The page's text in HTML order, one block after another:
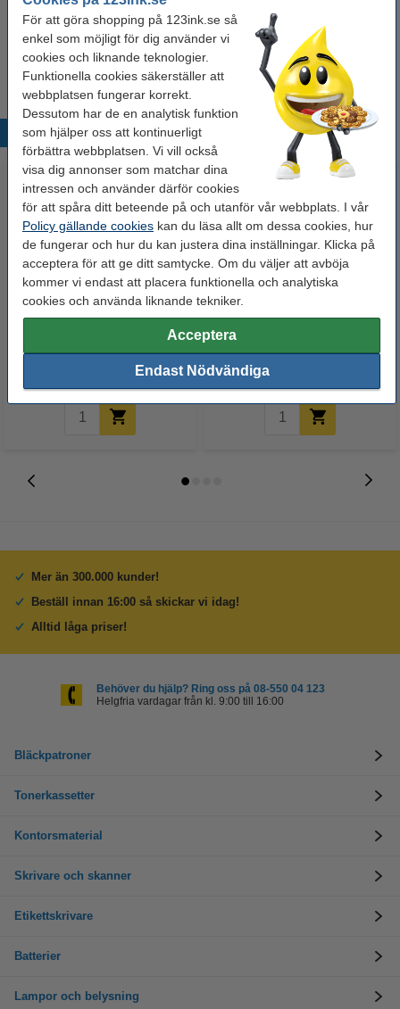
För att göra shopping på 123ink.se så
enkel som möjligt för dig använder vi
cookies och liknande teknologier.
Funktionella cookies säkerställer att
webbplatsen fungerar korrekt.
Dessutom har de en analytisk funktion
som hjälper oss att kontinuerligt
förbättra webbplatsen. Vi vill också
visa dig annonser som matchar dina
intressen och använder därför cookies
för att spåra ditt beteende på och utanför vår webbplats. I vår
Policy gällande cookies kan du läsa allt om dessa cookies, hur
de fungerar och hur du kan justera dina inställningar. Klicka på
acceptera för att ge ditt samtycke. Om du väljer att avböja
kommer vi endast att placera funktionella och analytiska
cookies och använda liknande tekniker.
Acceptera
Endast Nödvändiga
Extra info: säkerhetsdatablad
Extra information
Säkerhetsdatablad
Populära produkter
Avkalkningsmedel 250ml |
Philips Saeco CA6700 2st
Inkl. 25% Moms
Vattenfilter | Philips Saeco
Aquaclean | 2st
390 kr
Mer än 300.000 kunder!
Beställ innan 16:00 så skickar vi idag!
Alltid låga priser!
Behöver du hjälp? Ring oss på 08-550 04 123
Helgfria vardagar från kl. 9:00 till 16:00
Bläckpatroner
Tonerkassetter
Kontorsmaterial
Skrivare och skanner
Etikettskrivare
Batterier
Lampor och belysning